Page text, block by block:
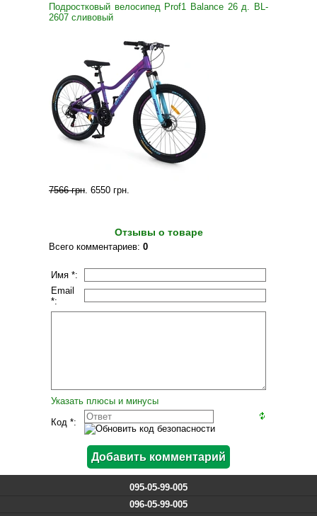
Подростковый велосипед Prof1 Balance 26 д. BL-
2607 сливовый
7566 грн. 6550 грн.
Отзывы о товаре
Всего комментариев: 0
Имя *:
Email
*:
Указать плюсы и минусы
Код *:
095-05-99-005
096-05-99-005